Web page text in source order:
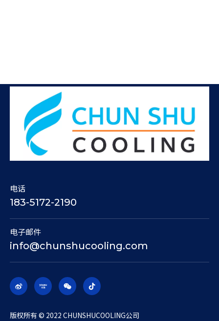
电话
183-5172-2190
电子邮件
info@chunshucooling.com
​版权所有 © 2022 CHUNSHUCOOLING公司